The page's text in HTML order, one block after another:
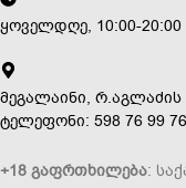
ყოველდღე, 10:00-20:00
მეგალაინი,
ტელეფონი: 598 76 99 76
+18 გაფრთხილება: